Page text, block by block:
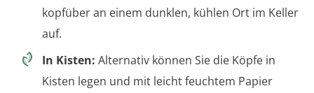
kopfüber an einem dunklen, kühlen Ort im Keller
auf.
In Kisten: Alternativ können Sie die Köpfe in
Kisten legen und mit leicht feuchtem Papier